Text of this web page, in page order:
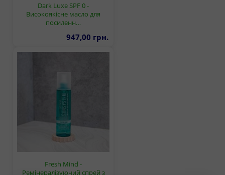
Dark Luxe SPF 0 -
Високоякісне масло для
посиленн…
947,00 грн.
Fresh Mind -
Ремінералізуючий спрей з